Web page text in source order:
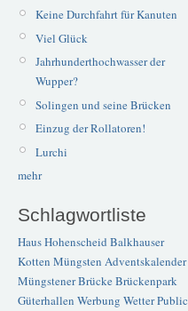
Keine Durchfahrt für Kanuten
Viel Glück
Jahrhunderthochwasser der
Wupper?
Solingen und seine Brücken
Einzug der Rollatoren!
Lurchi
mehr
Schlagwortliste
Haus Hohenscheid Balkhauser
Kotten Müngsten Adventskalender
Müngstener BrückeBrückenpark
Güterhallen Werbung WetterPublic